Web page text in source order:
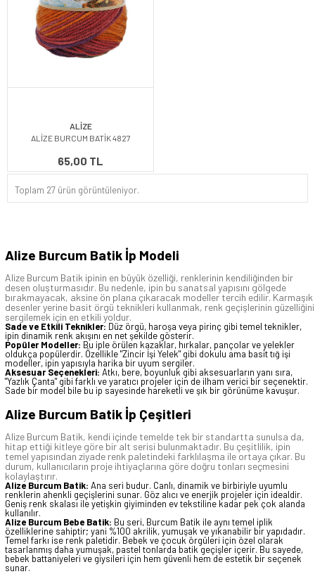
ALİZE
ALİZE BURCUM BATİK 4827
65,00 TL
Toplam 27 ürün görüntüleniyor.
Alize Burcum Batik İp Modeli
Alize Burcum Batik ipinin en büyük özelliği, renklerinin kendiliğinden bir
desen oluşturmasıdır. Bu nedenle, ipin bu sanatsal yapısını gölgede
bırakmayacak, aksine ön plana çıkaracak modeller tercih edilir. Karmaşık
desenler yerine basit örgü teknikleri kullanmak, renk geçişlerinin güzelliğini
sergilemek için en etkili yoldur.
Sade ve Etkili Teknikler: Düz örgü, haroşa veya pirinç gibi temel teknikler,
ipin dinamik renk akışını en net şekilde gösterir.
Popüler Modeller: Bu iple örülen kazaklar, hırkalar, pançolar ve yelekler
oldukça popülerdir. Özellikle "Zincir İşi Yelek" gibi dokulu ama basit tığ işi
modeller, ipin yapısıyla harika bir uyum sergiler.
Aksesuar Seçenekleri: Atkı, bere, boyunluk gibi aksesuarların yanı sıra,
"Yazlık Çanta" gibi farklı ve yaratıcı projeler için de ilham verici bir seçenektir.
Sade bir model bile bu ip sayesinde hareketli ve şık bir görünüme kavuşur.
Alize Burcum Batik İp Çeşitleri
Alize Burcum Batik, kendi içinde temelde tek bir standartta sunulsa da,
hitap ettiği kitleye göre bir alt serisi bulunmaktadır. Bu çeşitlilik, ipin
temel yapısından ziyade renk paletindeki farklılaşma ile ortaya çıkar. Bu
durum, kullanıcıların proje ihtiyaçlarına göre doğru tonları seçmesini
kolaylaştırır.
Alize Burcum Batik: Ana seri budur. Canlı, dinamik ve birbiriyle uyumlu
renklerin ahenkli geçişlerini sunar. Göz alıcı ve enerjik projeler için idealdir.
Geniş renk skalası ile yetişkin giyiminden ev tekstiline kadar pek çok alanda
kullanılır.
Alize Burcum Bebe Batik: Bu seri, Burcum Batik ile aynı temel iplik
özelliklerine sahiptir; yani %100 akrilik, yumuşak ve yıkanabilir bir yapıdadır.
Temel farkı ise renk paletidir. Bebek ve çocuk örgüleri için özel olarak
tasarlanmış daha yumuşak, pastel tonlarda batik geçişler içerir. Bu sayede,
bebek battaniyeleri ve giysileri için hem güvenli hem de estetik bir seçenek
sunar.